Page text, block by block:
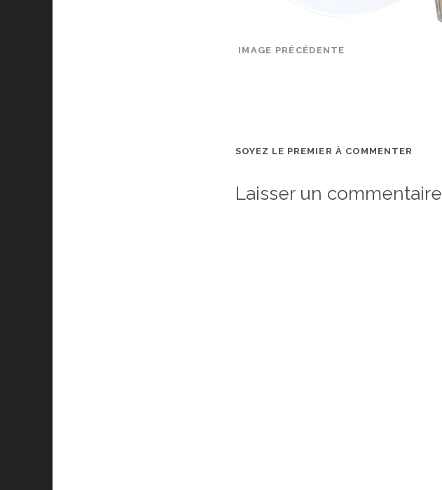
IMAGE PRÉCÉDENTE
SOYEZ LE PREMIER À COMMENTER
Laisser un commentaire